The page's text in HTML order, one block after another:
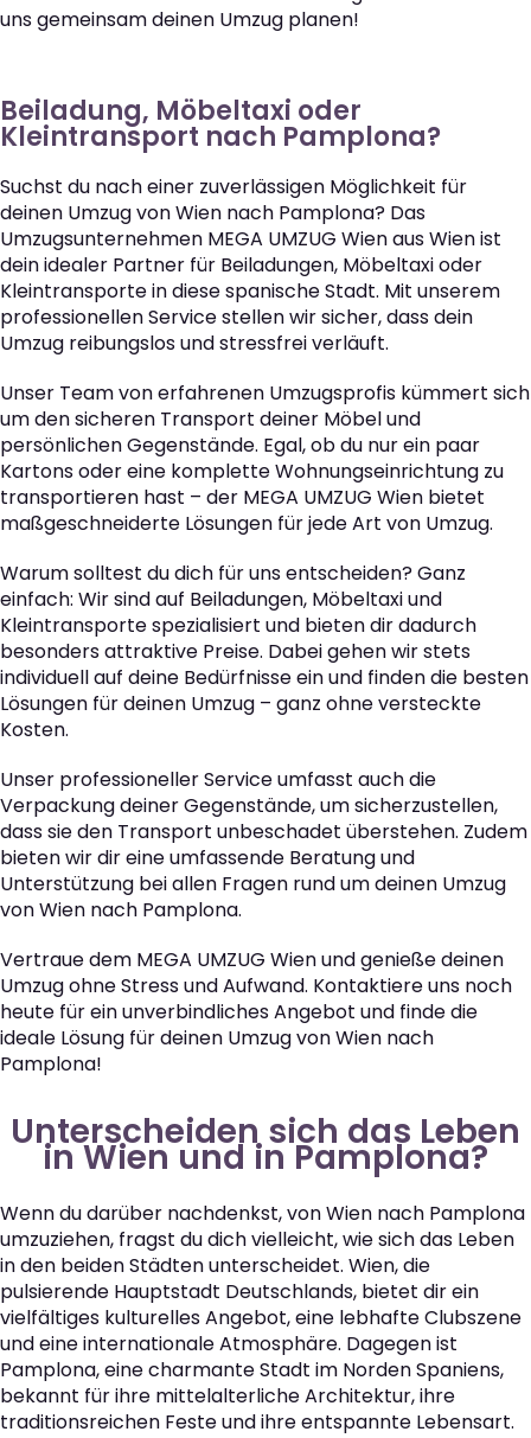
uns gemeinsam deinen Umzug planen!
Beiladung, Möbeltaxi oder
Kleintransport nach Pamplona?
Suchst du nach einer zuverlässigen Möglichkeit für
deinen Umzug von Wien nach Pamplona? Das
Umzugsunternehmen MEGA UMZUG Wien aus Wien ist
dein idealer Partner für Beiladungen, Möbeltaxi oder
Kleintransporte in diese spanische Stadt. Mit unserem
professionellen Service stellen wir sicher, dass dein
Umzug reibungslos und stressfrei verläuft.
Unser Team von erfahrenen Umzugsprofis kümmert sich
um den sicheren Transport deiner Möbel und
persönlichen Gegenstände. Egal, ob du nur ein paar
Kartons oder eine komplette Wohnungseinrichtung zu
transportieren hast – der MEGA UMZUG Wien bietet
maßgeschneiderte Lösungen für jede Art von Umzug.
Warum solltest du dich für uns entscheiden? Ganz
einfach: Wir sind auf Beiladungen, Möbeltaxi und
Kleintransporte spezialisiert und bieten dir dadurch
besonders attraktive Preise. Dabei gehen wir stets
individuell auf deine Bedürfnisse ein und finden die besten
Lösungen für deinen Umzug – ganz ohne versteckte
Kosten.
Unser professioneller Service umfasst auch die
Verpackung deiner Gegenstände, um sicherzustellen,
dass sie den Transport unbeschadet überstehen. Zudem
bieten wir dir eine umfassende Beratung und
Unterstützung bei allen Fragen rund um deinen Umzug
von Wien nach Pamplona.
Vertraue dem MEGA UMZUG Wien und genieße deinen
Umzug ohne Stress und Aufwand. Kontaktiere uns noch
heute für ein unverbindliches Angebot und finde die
ideale Lösung für deinen Umzug von Wien nach
Pamplona!
Unterscheiden sich das Leben
in Wien und in Pamplona?
Wenn du darüber nachdenkst, von Wien nach Pamplona
umzuziehen, fragst du dich vielleicht, wie sich das Leben
in den beiden Städten unterscheidet. Wien, die
pulsierende Hauptstadt Deutschlands, bietet dir ein
vielfältiges kulturelles Angebot, eine lebhafte Clubszene
und eine internationale Atmosphäre. Dagegen ist
Pamplona, eine charmante Stadt im Norden Spaniens,
bekannt für ihre mittelalterliche Architektur, ihre
traditionsreichen Feste und ihre entspannte Lebensart.